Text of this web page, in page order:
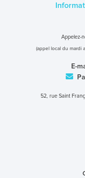
Appelez-
(appel local du mardi
E-
52, rue Saint